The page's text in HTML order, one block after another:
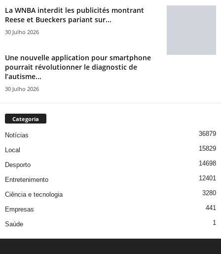
La WNBA interdit les publicités montrant
Reese et Bueckers pariant sur...
30 Julho 2026
Une nouvelle application pour smartphone
pourrait révolutionner le diagnostic de
l’autisme...
30 Julho 2026
Categoria
Notícias 36879
Local 15829
Desporto 14698
Entretenimento 12401
Ciência e tecnologia 3280
Empresas 441
Saúde 1